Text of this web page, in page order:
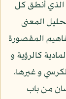
الذي أنطق كل
باب تحليل المعنى
المقصورة
كالرؤية و
و غيرها،
من باب